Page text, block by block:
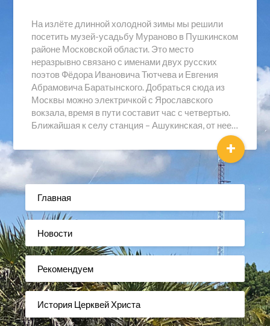
На излёте длинной холодной зимы мы решили
посетить музей-усадьбу Мураново в Пушкинском
районе Московской области. Это место
неразрывно связано с именами двух русских
поэтов Фёдора Ивановича Тютчева и Евгения
Абрамовича Баратынского. Добраться сюда из
Москвы можно электричкой с Ярославского
вокзала, время в пути составит час с четвертью.
Ближайшая к селу станция – Ашукинская, от нее…
+
Главная
Новости
Рекомендуем
История Церквей Христа